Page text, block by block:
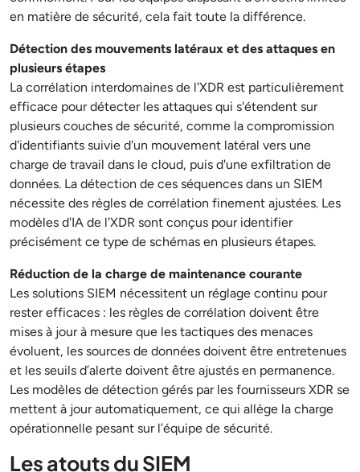
en matière de sécurité, cela fait toute la différence.
Détection des mouvements latéraux et des attaques en
plusieurs étapes
La corrélation interdomaines de l'XDR est particulièrement
efficace pour détecter les attaques qui s'étendent sur
plusieurs couches de sécurité, comme la compromission
d'identifiants suivie d'un mouvement latéral vers une
charge de travail dans le cloud, puis d'une exfiltration de
données. La détection de ces séquences dans un SIEM
nécessite des règles de corrélation finement ajustées. Les
modèles d'IA de l'XDR sont conçus pour identifier
précisément ce type de schémas en plusieurs étapes.
Réduction de la charge de maintenance courante
Les solutions SIEM nécessitent un réglage continu pour
rester efficaces : les règles de corrélation doivent être
mises à jour à mesure que les tactiques des menaces
évoluent, les sources de données doivent être entretenues
et les seuils d’alerte doivent être ajustés en permanence.
Les modèles de détection gérés par les fournisseurs XDR se
mettent à jour automatiquement, ce qui allège la charge
opérationnelle pesant sur l’équipe de sécurité.
Les atouts du SIEM